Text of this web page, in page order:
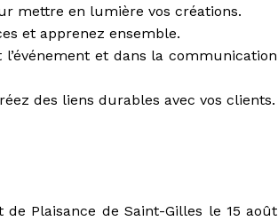
mettre en lumière vos créations.
et apprenez ensemble.
et dans la communication
des liens durables avec vos clients.
Plaisance de Saint-Gilles le 15 août